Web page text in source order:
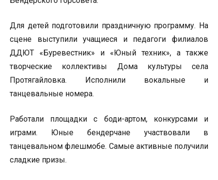
Для детей подготовили праздничную программу. На
сцене выступили учащиеся и педагоги филиалов
ДДЮТ «Буревестник» и «Юный техник», а также
творческие коллективы Дома культуры села
Протягайловка. Исполнили вокальные и
танцевальные номера.
Работали площадки с боди-артом, конкурсами и
играми. Юные бендерчане участвовали в
танцевальном флешмобе. Самые активные получили
сладкие призы.